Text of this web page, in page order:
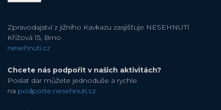
Zpravodajství z jižního Kavkazu zasjišťuje NESEHNUTÍ
Křížová 15, Brno
nesehnuti.cz
Chcete nás podpořit v našich aktivitách?
Poslat dar můžete jednoduše a rychle
na podporte.nesehnuti.cz